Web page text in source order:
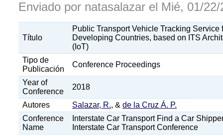
Enviado por natasalazar el Mié, 01/
Título
Public Transport Vehicle Tracking Service
Developing Countries, based on ITS
(IoT)
Tipo de
Publicación
Conference Proceedings
Year of
Conference
2018
Autores Salazar, R., & de la Cruz Á. P.
Conference
Name
Interstate Car Transport Find a Car
Interstate Car Transport Conference